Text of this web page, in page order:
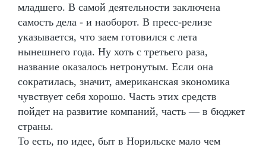
младшего. В самой деятельности заключена
самость дела - и наоборот. В пресс-релизе
указывается, что заем готовился с лета
нынешнего года. Ну хоть с третьего раза,
название оказалось нетронутым. Если она
сократилась, значит, американская экономика
чувствует себя хорошо. Часть этих средств
пойдет на развитие компаний, часть — в бюджет
страны.
То есть, по идее, быт в Норильске мало чем